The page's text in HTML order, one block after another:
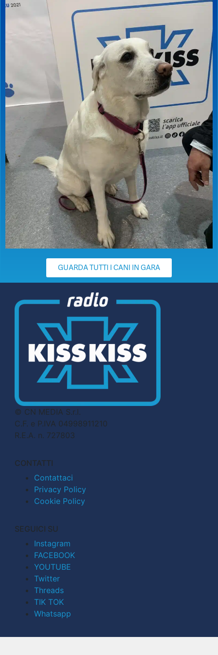
GUARDA TUTTI I CANI IN GARA
© CN MEDIA S.r.l.
C.F. e P.IVA 04998911210
R.E.A. n. 727803
CONTATTI
Contattaci
Privacy Policy
Cookie Policy
SEGUICI SU
Instagram
FACEBOOK
YOUTUBE
Twitter
Threads
TIK TOK
Whatsapp